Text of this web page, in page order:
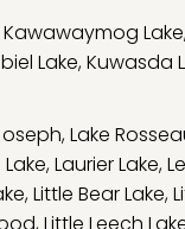
Kawawaymog Lake
Lake,Kuwasda
,Lake
,Laurier Lake,
,Little Bear Lake,